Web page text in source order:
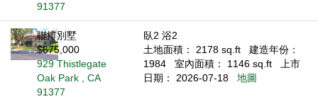
91377
聯排別墅
$675,000
929 Thistlegate
Oak Park , CA
91377
臥2 浴2
土地面積： 2178 sq.ft
建造年份：
1984
室內面積： 1146 sq.ft
上市
日期： 2026-07-18
地圖